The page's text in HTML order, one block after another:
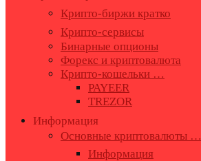
Крипто-биржи кратко
Крипто-сервисы
Бинарные опционы
Форекс и криптовалюта
Крипто-кошельки …
PAYEER
TREZOR
Информация
Основные криптовалюты …
Информация